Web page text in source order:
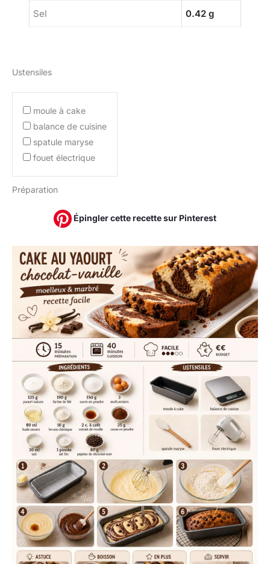
Sel 0.42 g
Ustensiles
moule à cake
balance de cuisine
spatule maryse
fouet électrique
Préparation
Épingler cette recette sur Pinterest